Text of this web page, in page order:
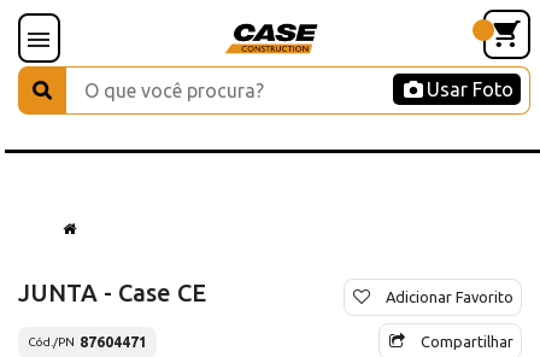
Usar Foto
JUNTA - Case CE
Cód./PN 87604471
Adicionar Favorito
Compartilhar